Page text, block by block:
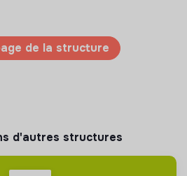
de la structure
d'autres structures